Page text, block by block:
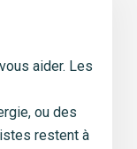
aider. Les
ou des
restent à